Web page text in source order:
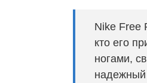
Nike Free
кто его
ногами,
надежный